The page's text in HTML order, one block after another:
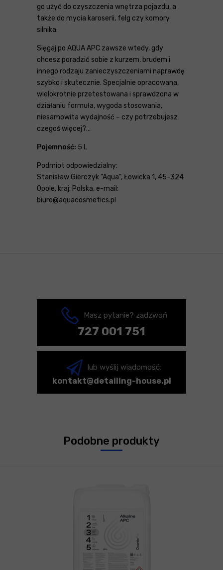
go użyć do czyszczenia wnętrza pojazdu, a
także do mycia karoserii, felg czy komory
silnika.
Sięgaj po AQUA APC zawsze wtedy, gdy
chcesz poradzić sobie z kurzem, brudem i
innego rodzaju zanieczyszczeniami naprawdę
szybko i skutecznie. Specjalnie opracowana,
wielokrotnie przetestowana i sprawdzona w
działaniu formuła, wygoda stosowania,
niesamowita wydajność – czy potrzebujesz
czegoś więcej?…
Pojemność: 5 L
Podmiot odpowiedzialny:
Stanisław Gierczyk "Aqua", Łowicka 1, 45-324
Opole, kraj: Polska, e-mail:
biuro@aquacosmetics.pl
Masz pytanie? zadzwoń
727 001 751
lub wyślij wiadomość:
kontakt@detailing-house.pl
Podobne produkty